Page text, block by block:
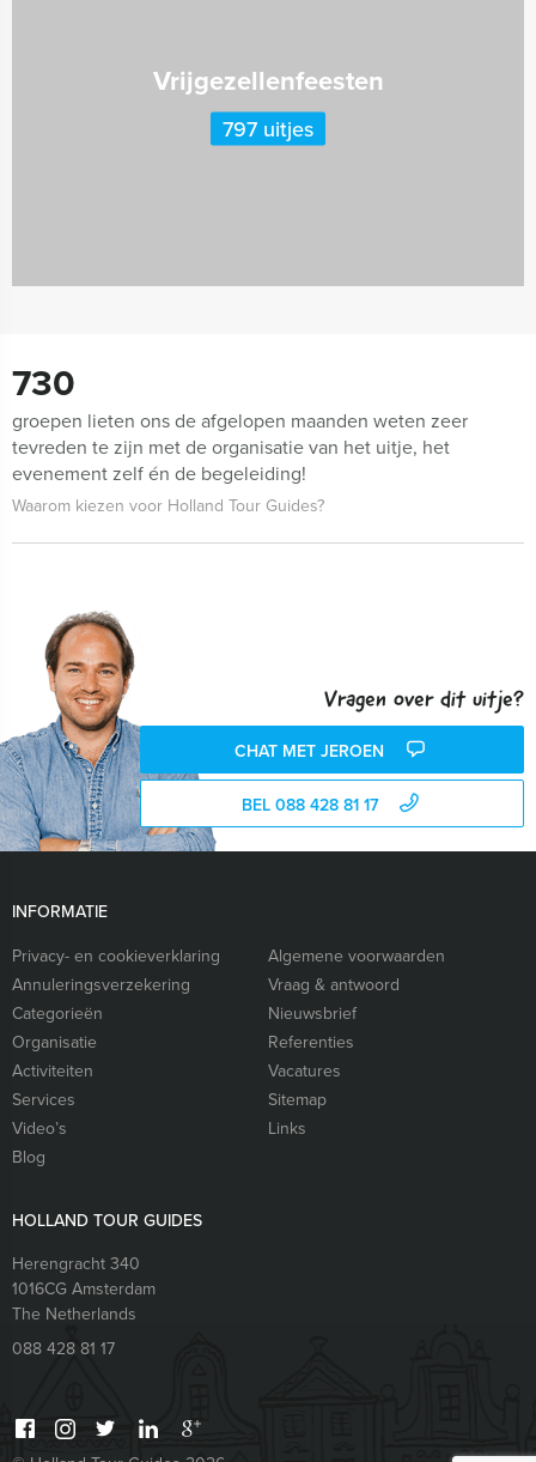
Vrijgezellenfeesten
797 uitjes
730
groepen lieten ons de afgelopen maanden weten zeer
tevreden te zijn met de organisatie van het uitje, het
evenement zelf én de begeleiding!
Waarom kiezen voor Holland Tour Guides?
Vragen over dit uitje?
CHAT MET JEROEN
BEL 088 428 81 17
INFORMATIE
Privacy- en cookieverklaring
Algemene voorwaarden
Annuleringsverzekering
Vraag & antwoord
Categorieën
Nieuwsbrief
Organisatie
Referenties
Activiteiten
Vacatures
Services
Sitemap
Video’s
Links
Blog
HOLLAND TOUR GUIDES
Herengracht 340
1016CG Amsterdam
The Netherlands
088 428 81 17